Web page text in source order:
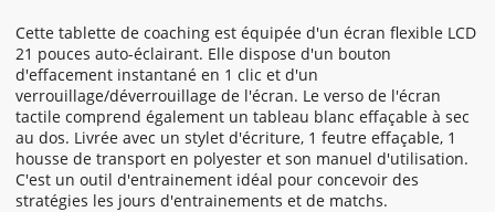
Cette tablette de coaching est équipée d'un écran flexible LCD
21 pouces auto-éclairant. Elle dispose d'un bouton
d'effacement instantané en 1 clic et d'un
verrouillage/déverrouillage de l'écran. Le verso de l'écran
tactile comprend également un tableau blanc effaçable à sec
au dos. Livrée avec un stylet d'écriture, 1 feutre effaçable, 1
housse de transport en polyester et son manuel d'utilisation.
C'est un outil d'entrainement idéal pour concevoir des
stratégies les jours d'entrainements et de matchs.